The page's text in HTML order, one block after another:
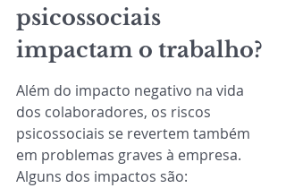
psicossociais
impactam o trabalho?
Além do impacto negativo na vida
dos colaboradores, os riscos
psicossociais se revertem também
em problemas graves à empresa.
Alguns dos impactos são: